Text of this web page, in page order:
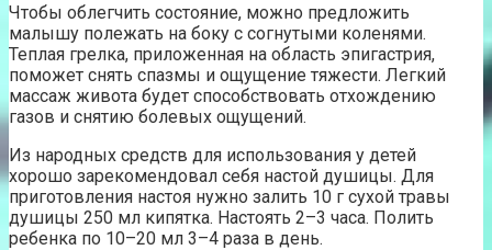
Чтобы облегчить состояние, можно предложить
малышу полежать на боку с согнутыми коленями.
Теплая грелка, приложенная на область эпигастрия,
поможет снять спазмы и ощущение тяжести. Легкий
массаж живота будет способствовать отхождению
газов и снятию болевых ощущений.
Из народных средств для использования у детей
хорошо зарекомендовал себя настой душицы. Для
приготовления настоя нужно залить 10 г сухой травы
душицы 250 мл кипятка. Настоять 2–3 часа. Полить
ребенка по 10–20 мл 3–4 раза в день.